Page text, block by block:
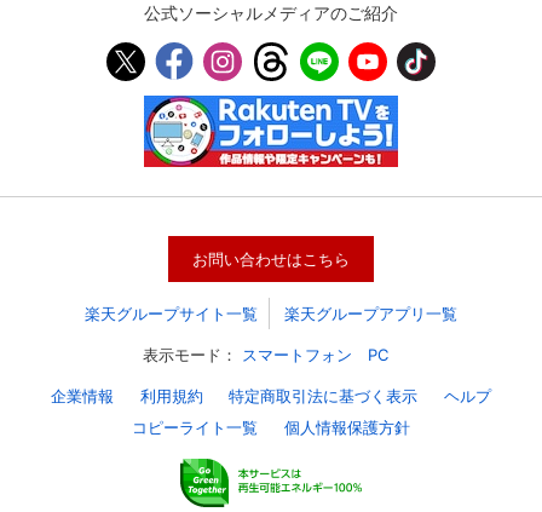
公式ソーシャルメディアのご紹介
お問い合わせはこちら
楽天グループサイト一覧 楽天グループアプリ一覧
表示モード： スマートフォン PC
企業情報 利用規約 特定商取引法に基づく表示
ヘルプ
コピーライト一覧
個人情報保護方針